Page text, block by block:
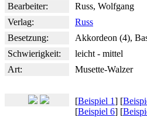
Bearbeiter:
Russ, Wolfgang
Verlag:
Russ
Besetzung:
Akkordeon (4),
Schwierigkeit:
leicht - mittel
Art:
Musette-Walzer
[Beispiel 1] [
[Beispiel 6] [